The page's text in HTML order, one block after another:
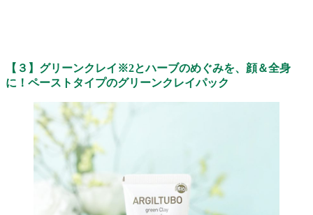
【３】グリーンクレイ ※2とハーブのめぐみを、顔＆全身
に！ペーストタイプのグリーンクレイパック